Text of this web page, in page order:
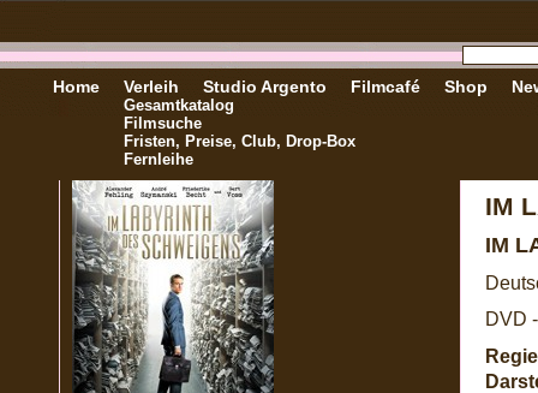
Home Verleih
Gesamtkatalog
Filmsuche
Fristen, Preise, Club, Drop-Box
Fernleihe
Studio Argento Filmcafé Shop
IM
IM
DVD